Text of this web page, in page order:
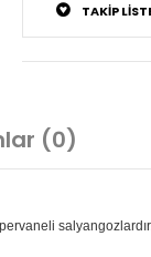
TAKIP
(0)